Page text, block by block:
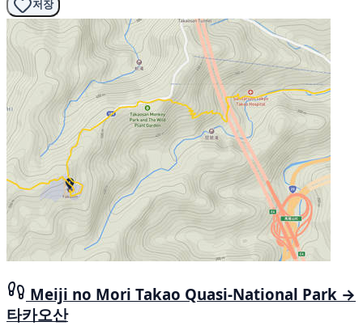
저장
Meiji no Mori Takao Quasi-National Park →
타카오산